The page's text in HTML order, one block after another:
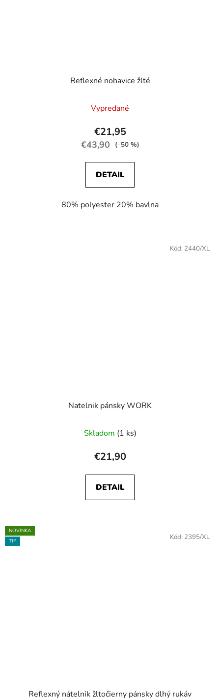
Reflexné nohavice žlté
Vypredané
€21,95
€43,90 (–50 %)
DETAIL
80% polyester 20% bavlna
Natelnik pánsky WORK
Skladom (1 ks)
€21,90
DETAIL
Kód: 2440/XL
NOVINKA
TIP
Reflexný nátelnik žltočierny pánsky dlhý rukáv
Kód: 2395/XL